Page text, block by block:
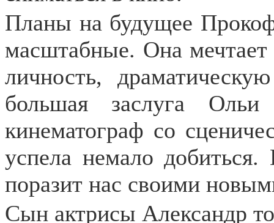
Планы на будущее
масштабные. Она
личность,
большая заслуга
кинематограф со
успела немало
поразит нас своими
Сын актрисы Александр